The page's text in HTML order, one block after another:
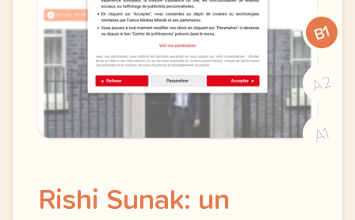
B1
A2
A1
Rishi Sunak: un